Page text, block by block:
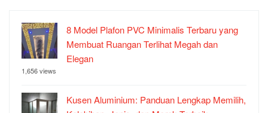
8 Model Plafon PVC Minimalis Terbaru yang
Membuat Ruangan Terlihat Megah dan
Elegan
1,656 views
Kusen Aluminium: Panduan Lengkap Memilih,